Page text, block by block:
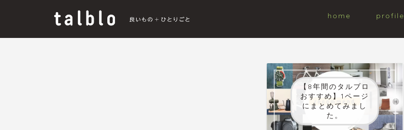
home profile
【8年間のタルブロ
おすすめ】1ページ
にまとめてみまし
た。